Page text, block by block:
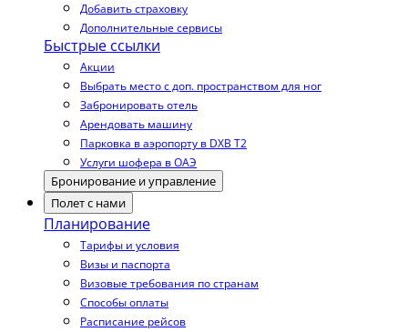
Добавить страховку
Дополнительные сервисы
Быстрые ссылки
Акции
Выбрать место с доп. пространством для ног
Забронировать отель
Арендовать машину
Парковка в аэропорту в DXB T2
Услуги шофера в ОАЭ
Бронирование и управление
Полет с нами
Планирование
Тарифы и условия
Визы и паспорта
Визовые требования по странам
Способы оплаты
Расписание рейсов